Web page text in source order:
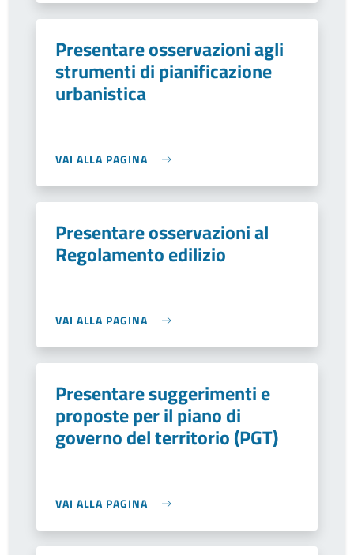
Presentare osservazioni agli
strumenti di pianificazione
urbanistica
VAI ALLA PAGINA
Presentare osservazioni al
Regolamento edilizio
VAI ALLA PAGINA
Presentare suggerimenti e
proposte per il piano di
governo del territorio (PGT)
VAI ALLA PAGINA